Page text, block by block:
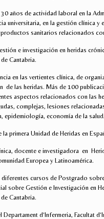
años de actividad laboral en la
universitaria, en la gestión clínica y
sanitarios relacionados
e investigación en heridas
Cantabria.
en las vertientes clínica, de
de las heridas. Más de 100
aspectos relacionados con las
complejas, lesiones
epidemiología, economía de la
la primera Unidad de Heridas en
docente e investigadora en
Europea y Latinoamérica.
cursos de Postgrado
sobre Gestión e Investigación en
Cantabria.
d’Infermeria, Facultat